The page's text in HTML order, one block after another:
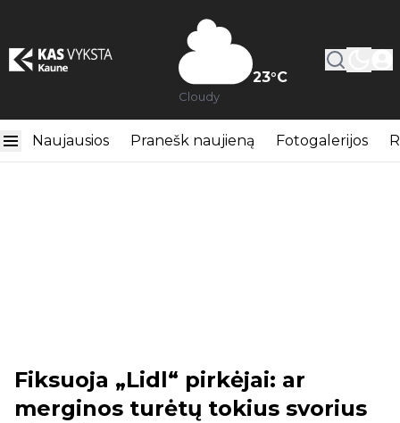
23°C
Cloudy
Naujausios Pranešk naujieną Fotogalerijos
Fiksuoja „Lidl“ pirkėjai: ar
merginos turėtų tokius svorius